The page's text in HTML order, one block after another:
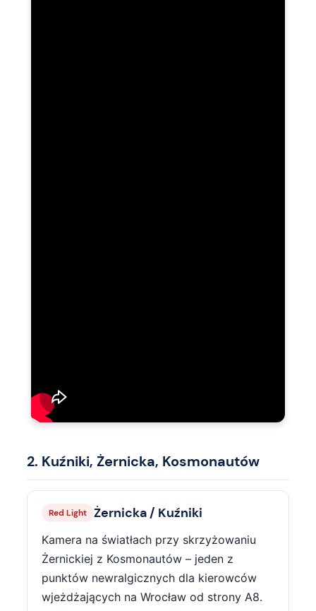
2. Kuźniki, Żernicka, Kosmonautów
Red Light Żernicka / Kuźniki
Kamera na światłach przy skrzyżowaniu
Żernickiej z Kosmonautów – jeden z
punktów newralgicznych dla kierowców
wjeżdżających na Wrocław od strony A8.